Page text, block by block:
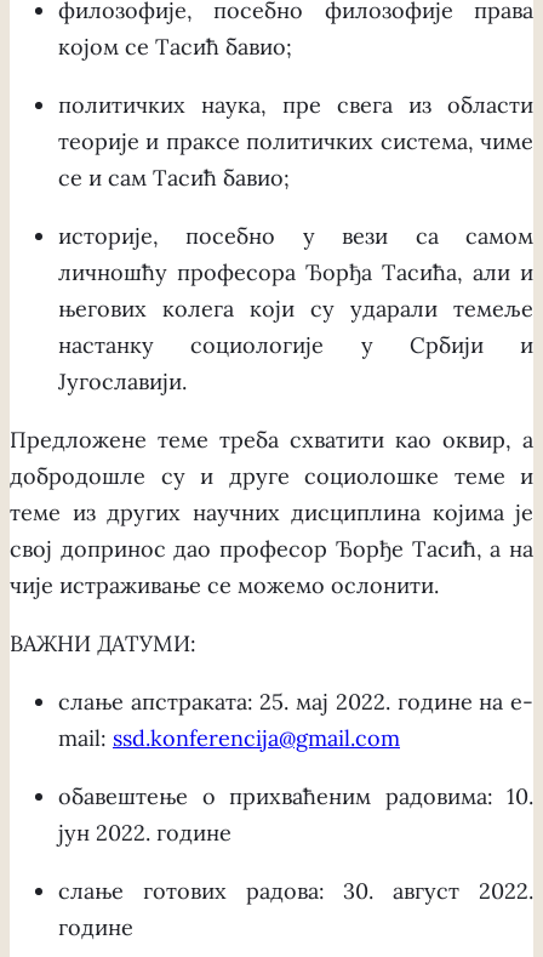
филозофије, посебно филозофије права
којом се Тасић бавио;
политичких наука, пре свега из области
теорије и праксе политичких система, чиме
се и сам Тасић бавио;
историје, посебно у вези са самом
личношћу професора Ђорђа Тасића, али и
његових колега који су ударали темеље
настанку социологије у Србији и
Југославији.
Предложене теме треба схватити као оквир, а
добродошле су и друге социолошке теме и
теме из других научних дисциплина којима је
свој допринос дао професор Ђорђе Тасић, а на
чије истраживање се можемо ослонити.
ВАЖНИ ДАТУМИ:
слање апстраката: 25. мај 2022. године на e-
mail: ssd.konferencija@gmail.com
обавештење о прихваћеним радовима: 10.
јун 2022. године
слање готових радова: 30. август 2022.
године